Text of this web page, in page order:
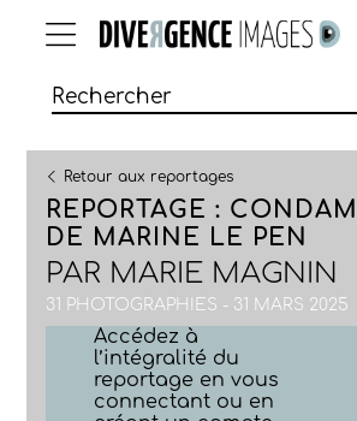
Retour aux reportages
REPORTAGE :
DE MARINE LE PEN
PAR MARIE MAGNIN
31 PHOTOGRAPHIES - 31 MARS 2025
Accédez à
l’intégralité du
reportage en vous
connectant ou en